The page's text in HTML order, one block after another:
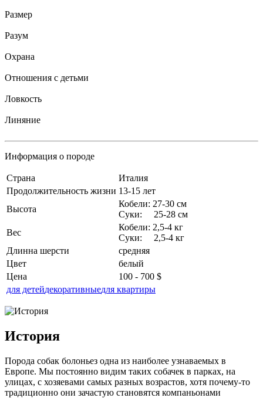
Размер
Разум
Охрана
Отношения с детьми
Ловкость
Линяние
Информация о породе
Страна
Италия
Продолжительность жизни 13-15 лет
Высота
Кобели: 27-30 см
Суки: 25-28 см
Вес
Кобели: 2,5-4 кг
Суки: 2,5-4 кг
Длинна шерсти
средняя
Цвет
белый
Цена
100 - 700 $
для детейдекоративныедля квартиры
История
Порода собак болоньез одна из наиболее узнаваемых в
Европе. Мы постоянно видим таких собачек в парках, на
улицах, с хозяевами самых разных возрастов, хотя почему-то
традиционно они зачастую становятся компаньонами